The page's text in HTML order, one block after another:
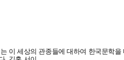
이 세상의 관종들에 대하여 한국문학